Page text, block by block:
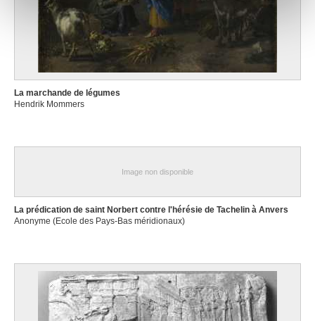
notre site avec nos partenaires de médias sociaux, de
publicité et d'analyse, qui peuvent combiner celles-ci
avec d'autres informations que vous leur avez fournies
ou qu'ils ont collectées lors de votre utilisation de leurs
services.
La marchande de légumes
Hendrik Mommers
Image non disponible
La prédication de saint Norbert contre l'hérésie de Tachelin à Anvers
Anonyme (Ecole des Pays-Bas méridionaux)